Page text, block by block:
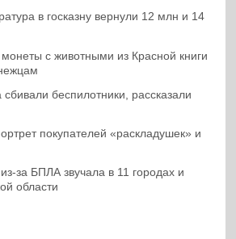
в госказну вернули 12 млн и 14
с животными из Красной книги
сбивали беспилотники, рассказали
покупателей «раскладушек» и
за БПЛА звучала в 11 городах и
области